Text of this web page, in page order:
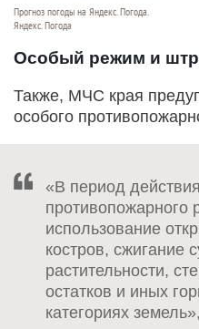
Прогноз погоды на Яндекс. Погода.
Яндекс. Погода
Особый режим и
Также, МЧС края
особого
«В период
использование
костров, сжигание
растительности,
остатков и иных
категориях